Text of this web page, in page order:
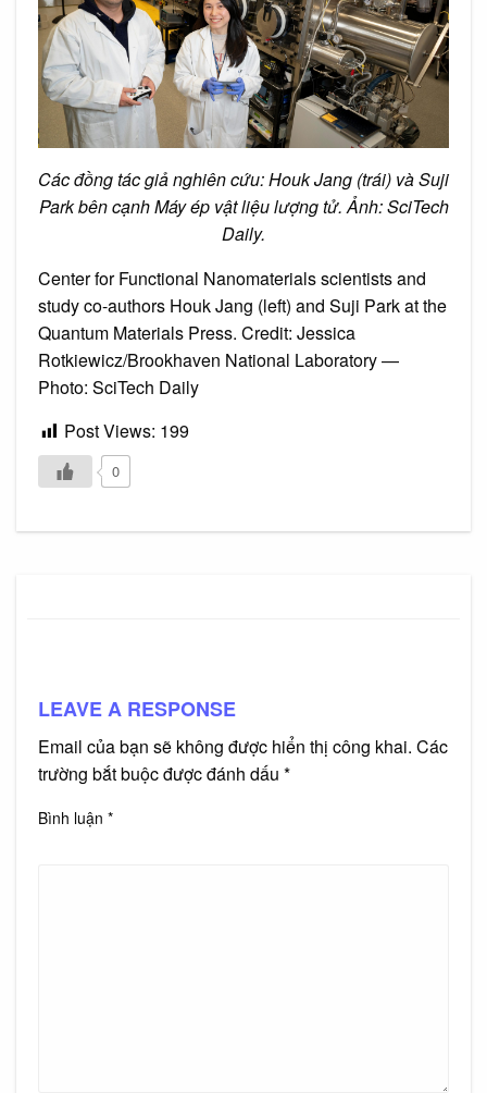
Các đồng tác giả nghiên cứu: Houk Jang (trái) và Suji
Park bên cạnh Máy ép vật liệu lượng tử. Ảnh: SciTech
Daily.
Center for Functional Nanomaterials scientists and
study co-authors Houk Jang (left) and Suji Park at the
Quantum Materials Press. Credit: Jessica
Rotkiewicz/Brookhaven National Laboratory —
Photo: SciTech Daily
Post Views: 199
0
LEAVE A RESPONSE
Email của bạn sẽ không được hiển thị công khai. Các
trường bắt buộc được đánh dấu *
Bình luận *